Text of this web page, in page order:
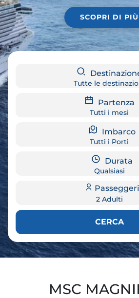
SCOPRI DI PIÙ
Tutte le
Partenza
Tutti i mesi
Imbarco
Tutti i Porti
Durata
Qualsiasi
Passeggeri
2 Adulti
CERCA
MSC